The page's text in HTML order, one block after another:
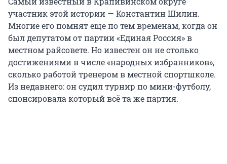
участник этой истории — Константин Шилин.
Многие его помнят еще по тем временам, когда он
был депутатом от партии «Единая Россия» в
местном райсовете. Но известен он не столько
достижениями в числе «народных избранников»,
сколько работой тренером в местной спортшколе.
Из недавнего: он судил турнир по мини-футболу,
спонсировала который всё та же партия.